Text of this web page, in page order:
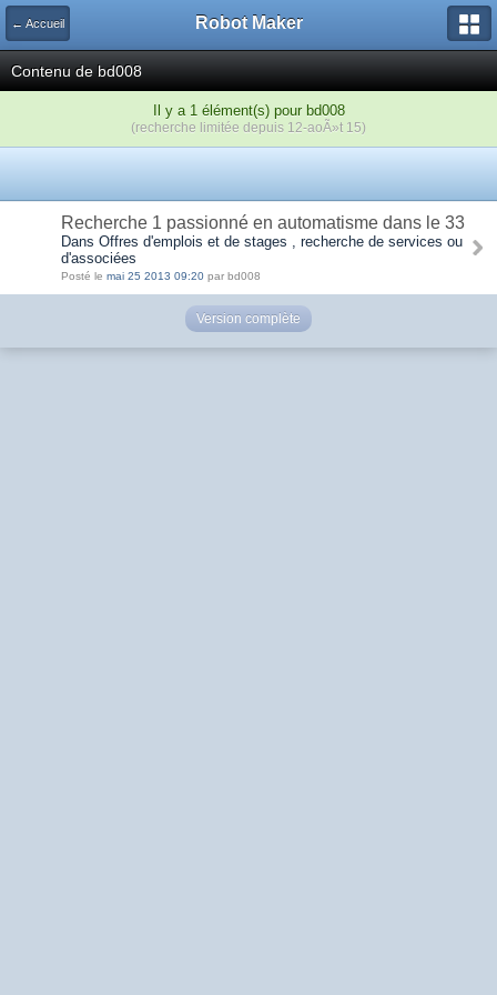
← Accueil Robot Maker
Contenu de bd008
Il y a 1 élément(s) pour bd008
(recherche limitée depuis 12-aoÃ»t 15)
Recherche 1 passionné en automatisme dans le 33
Dans Offres d'emplois et de stages , recherche de services ou
d'associées
Posté le mai 25 2013 09:20 par bd008
Version complète